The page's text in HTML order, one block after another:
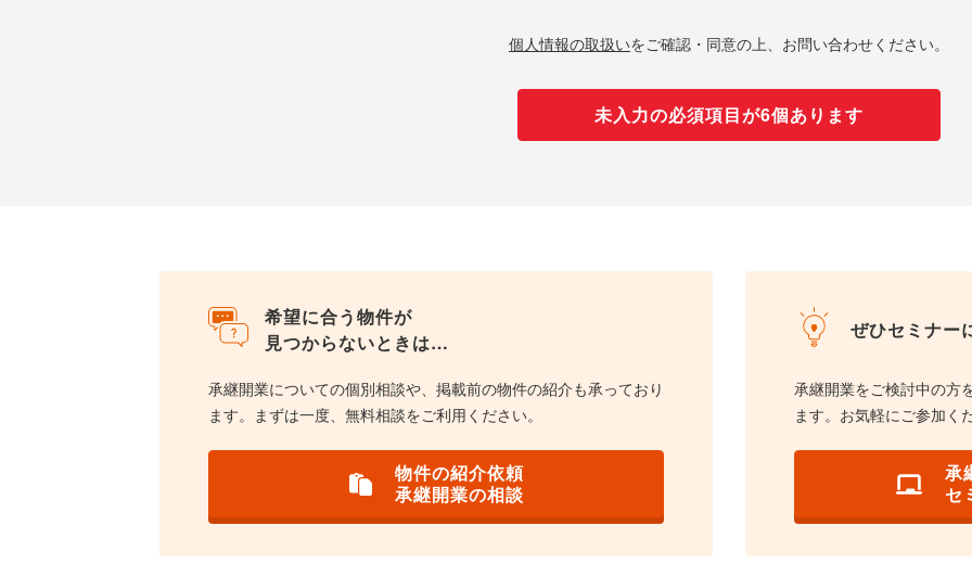
個人情報の取扱いをご確認・同意の上、お問い合わせください。
未入力の必須項目が6個あります
希望に合う物件が
見つからないときは…
承継開業についての個別相談や、掲載前の物件の紹介も承っており
ます。まずは一度、無料相談をご利用ください。
物件の紹介依頼
承継開業の相談
ぜひセミナー
承継開業をご検討中の方
ます。お気軽にご参加く
承
セ